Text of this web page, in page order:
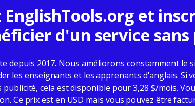
EnglishTools.org et
d'un service
depuis 2017. Nous améliorons constamment le
les enseignants et les apprenants d'anglais. Si
publicité, cela est disponible pour 3,28 $/mois.
Ce prix est en USD mais vous pouvez être